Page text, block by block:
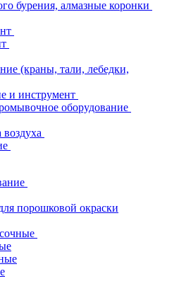
бурения, алмазные коронки
(краны, тали, лебедки,
и инструмент
оборудование
порошковой окраски